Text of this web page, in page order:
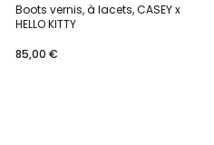
Boots vernis, à lacets, CASEY x
HELLO KITTY
85,00 €